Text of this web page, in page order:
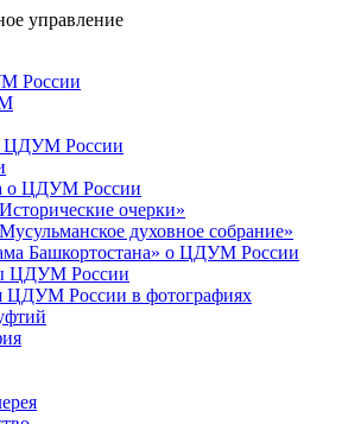
управление
России
ЦДУМ России
о ЦДУМ России
очерки»
духовное собрание»
Башкортостана» о ЦДУМ России
ЦДУМ России
ЦДУМ России в фотографиях